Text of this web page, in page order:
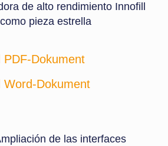
de alto rendimiento Innofill
pieza estrella
PDF-Dokument
Word-Dokument
de las interfaces